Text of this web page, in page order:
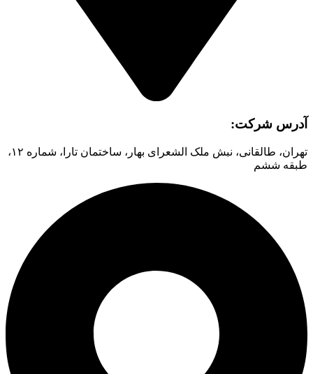
آدرس شرکت:
تهران، طالقانی، نبش ملک الشعرای بهار، ساختمان تارا، شماره ۱۲،
طبقه ششم